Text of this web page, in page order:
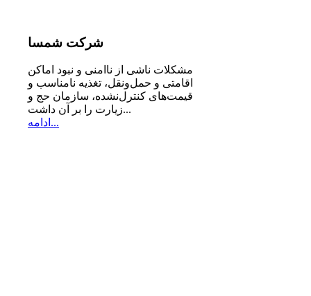
شرکت شمسا
مشكلات ناشی از ناامنی و نبود اماكن
اقامتی و حمل‌ونقل، تغذیه‌ نامناسب و
قیمت‌های كنترل‌نشده، سازمان حج و
زیارت را بر آن داشت...
ادامه...